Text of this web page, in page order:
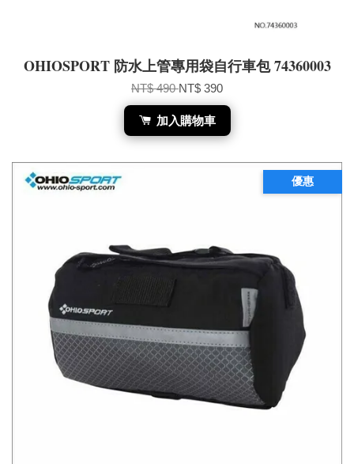
OHIOSPORT 防水上管專用袋自行車包 74360003
NT$ 490NT$ 390
加入購物車
優惠